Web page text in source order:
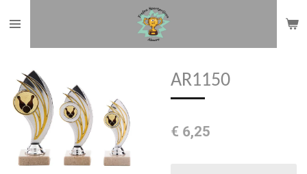
direct
hoofdinhoud
AR1150
€ 6,25